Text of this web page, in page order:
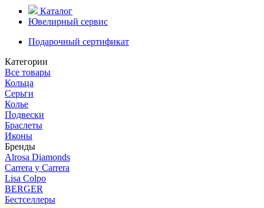
Каталог
Ювелирный сервис
Подарочный сертификат
Категории
Все товары
Кольца
Серьги
Колье
Подвески
Браслеты
Иконы
Бренды
Alrosa Diamonds
Carrera y Carrera
Lisa Colpo
BERGER
Бестселлеры